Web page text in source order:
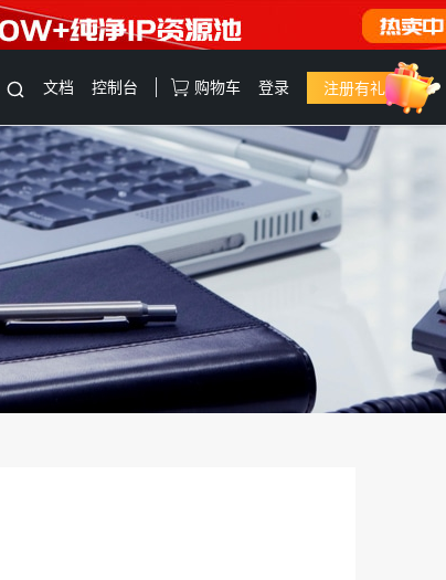
云服务器直达热门产品
控制台
产品
云服务器
电商云主机
站群服务器
高防服务器
文档 控制台 购物车 登录 注册有礼